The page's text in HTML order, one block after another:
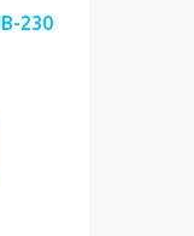
230